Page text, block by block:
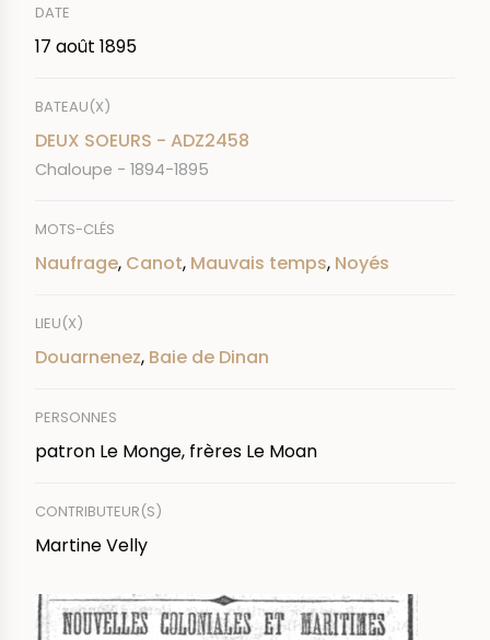
DATE
17 août 1895
BATEAU(X)
DEUX SOEURS - ADZ2458
Chaloupe - 1894-1895
MOTS-CLÉS
Naufrage, Canot, Mauvais temps, Noyés
LIEU(X)
Douarnenez, Baie de Dinan
PERSONNES
patron Le Monge, frères Le Moan
CONTRIBUTEUR(S)
Martine Velly
IMAGE